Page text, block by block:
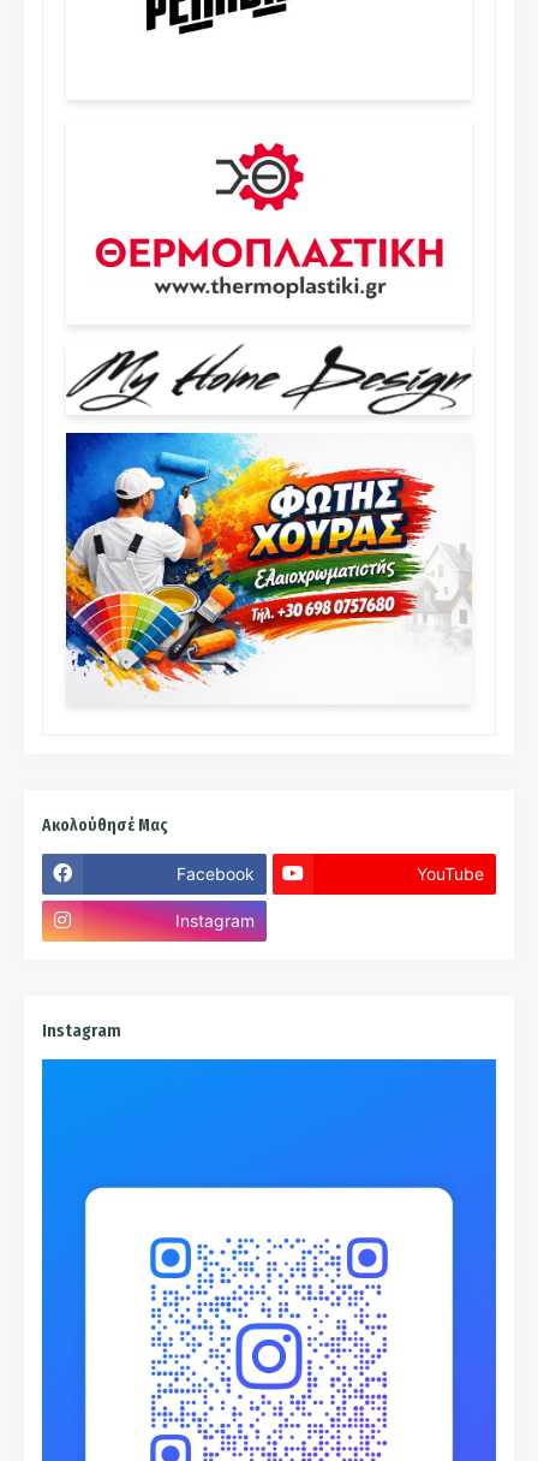
Ακολούθησέ Μας
Facebook YouTube
Instagram
Instagram